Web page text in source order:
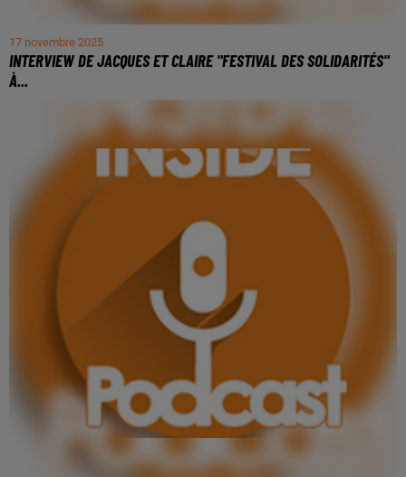
17 novembre 2025
INTERVIEW DE JACQUES ET CLAIRE "FESTIVAL DES SOLIDARITÉS"
À...